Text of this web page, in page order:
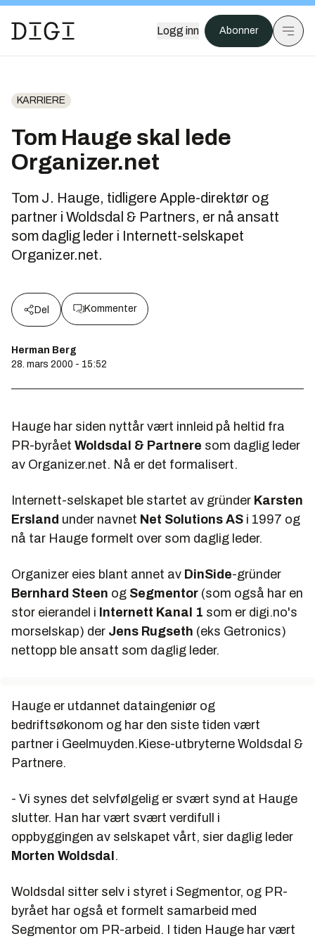
Logg inn Abonner
KARRIERE
Tom Hauge skal lede
Organizer.net
Tom J. Hauge, tidligere Apple-direktør og
partner i Woldsdal & Partners, er nå ansatt
som daglig leder i Internett-selskapet
Organizer.net.
Del Kommenter
Herman Berg
28. mars 2000 - 15:52
Hauge har siden nyttår vært innleid på heltid fra
PR-byrået Woldsdal & Partnere som daglig leder
av Organizer.net. Nå er det formalisert.
Internett-selskapet ble startet av gründer Karsten
Ersland under navnet Net Solutions AS i 1997 og
nå tar Hauge formelt over som daglig leder.
Organizer eies blant annet av DinSide-gründer
Bernhard Steen og Segmentor (som også har en
stor eierandel i Internett Kanal 1 som er digi.no's
morselskap) der Jens Rugseth (eks Getronics)
nettopp ble ansatt som daglig leder.
Hauge er utdannet dataingeniør og
bedriftsøkonom og har den siste tiden vært
partner i Geelmuyden.Kiese-utbryterne Woldsdal &
Partnere.
- Vi synes det selvfølgelig er svært synd at Hauge
slutter. Han har vært svært verdifull i
oppbyggingen av selskapet vårt, sier daglig leder
Morten Woldsdal .
Woldsdal sitter selv i styret i Segmentor, og PR-
byrået har også et formelt samarbeid med
Segmentor om PR-arbeid. I tiden Hauge har vært